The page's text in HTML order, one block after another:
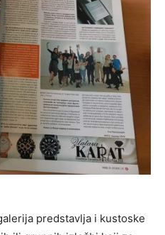
predstavlja i kustoske